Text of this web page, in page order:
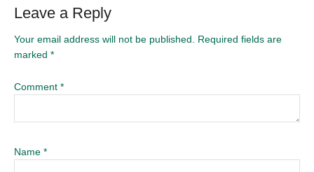
Leave a Reply
Your email address will not be published.
Required fields are
marked *
Comment *
Name *